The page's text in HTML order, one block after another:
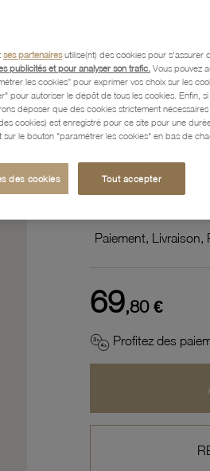
noirs
Référence :
Caractéristiques
Paiement, Livraison,
69,80 €
Profitez des
ses partenairesutilise(nt) des cookies pour s'assurer
publicités et pour analyser son trafic. Vous pouvez
les cookies” pour exprimer vos choix sur les
pour autoriser le dépôt de tous les cookies. Enfin,
déposer que des cookies strictement
cookies) est enregistré pour ce site pour une
le bouton "paramétrer les cookies" en bas de
des cookies Tout accepter